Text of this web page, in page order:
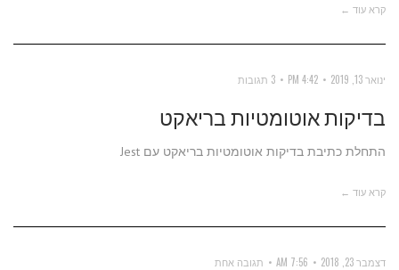
קרא עוד ←
ינואר 13, 2019 4:42 PM 3 תגובות
בדיקות אוטומטיות בריאקט
התחלת כתיבת בדיקות אוטומטיות בריאקט עם Jest
קרא עוד ←
דצמבר 23, 2018 7:56 AM תגובה אחת